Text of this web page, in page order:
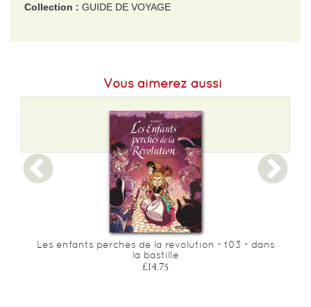
Collection : GUIDE DE VOYAGE
Vous aimerez aussi
Les enfants perches de la revolution - t03 - dans
la bastille
£14.75